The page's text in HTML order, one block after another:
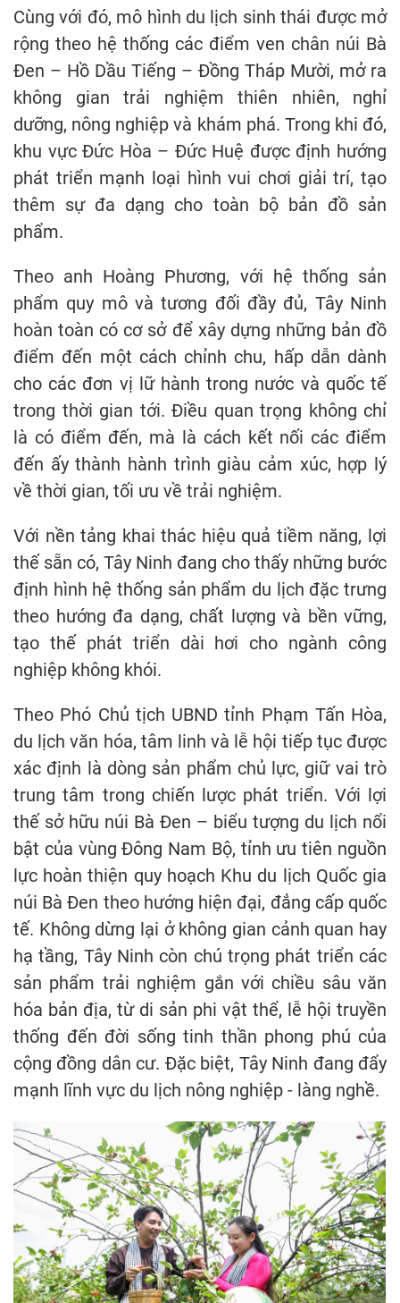
Cùng với đó, mô hình du lịch sinh thái được mở
rộng theo hệ thống các điểm ven chân núi Bà
Đen – Hồ Dầu Tiếng – Đồng Tháp Mười, mở ra
không gian trải nghiệm thiên nhiên, nghỉ
dưỡng, nông nghiệp và khám phá. Trong khi đó,
khu vực Đức Hòa – Đức Huệ được định hướng
phát triển mạnh loại hình vui chơi giải trí, tạo
thêm sự đa dạng cho toàn bộ bản đồ sản
phẩm.
Theo anh Hoàng Phương, với hệ thống sản
phẩm quy mô và tương đối đầy đủ, Tây Ninh
hoàn toàn có cơ sở để xây dựng những bản đồ
điểm đến một cách chỉnh chu, hấp dẫn dành
cho các đơn vị lữ hành trong nước và quốc tế
trong thời gian tới. Điều quan trọng không chỉ
là có điểm đến, mà là cách kết nối các điểm
đến ấy thành hành trình giàu cảm xúc, hợp lý
về thời gian, tối ưu về trải nghiệm.
Với nền tảng khai thác hiệu quả tiềm năng, lợi
thế sẵn có, Tây Ninh đang cho thấy những bước
định hình hệ thống sản phẩm du lịch đặc trưng
theo hướng đa dạng, chất lượng và bền vững,
tạo thế phát triển dài hơi cho ngành công
nghiệp không khói.
Theo Phó Chủ tịch UBND tỉnh Phạm Tấn Hòa,
du lịch văn hóa, tâm linh và lễ hội tiếp tục được
xác định là dòng sản phẩm chủ lực, giữ vai trò
trung tâm trong chiến lược phát triển. Với lợi
thế sở hữu núi Bà Đen – biểu tượng du lịch nổi
bật của vùng Đông Nam Bộ, tỉnh ưu tiên nguồn
lực hoàn thiện quy hoạch Khu du lịch Quốc gia
núi Bà Đen theo hướng hiện đại, đẳng cấp quốc
tế. Không dừng lại ở không gian cảnh quan hay
hạ tầng, Tây Ninh còn chú trọng phát triển các
sản phẩm trải nghiệm gắn với chiều sâu văn
hóa bản địa, từ di sản phi vật thể, lễ hội truyền
thống đến đời sống tinh thần phong phú của
cộng đồng dân cư. Đặc biệt, Tây Ninh đang đẩy
mạnh lĩnh vực du lịch nông nghiệp - làng nghề.